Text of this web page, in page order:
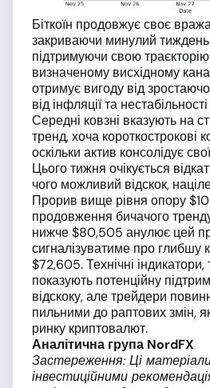
Біткоїн продовжує своє
закриваючи минулий
підтримуючи свою траєкторію
визначеному висхідному
отримує вигоду від
від інфляції та
Середні ковзні вказують на
тренд, хоча короткострокові
оскільки актив консолідує
Цього тижня очікується
чого можливий відскок,
Прорив вище рівня опору
продовження бичачого
нижче $80,505 анулює цей
сигналізуватиме про глибшу
$72,605. Технічні індикатори,
показують потенційну
відскоку, але трейдери
пильними до раптових змін,
ринку криптовалют.
Аналітична група NordFX
Застереження: Ці
інвестиційними